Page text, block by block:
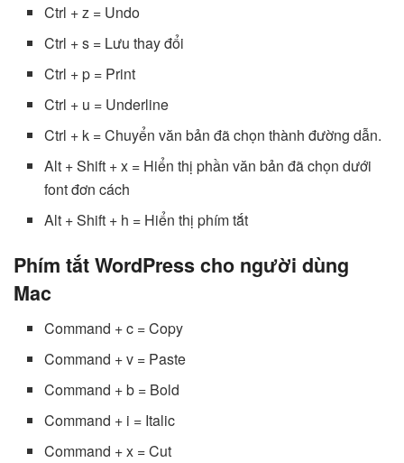
Ctrl + z = Undo
Ctrl + s = Lưu thay đổi
Ctrl + p = Print
Ctrl + u = Underline
Ctrl + k = Chuyển văn bản đã chọn thành đường dẫn.
Alt + Shift + x = Hiển thị phần văn bản đã chọn dưới
font đơn cách
Alt + Shift + h = Hiển thị phím tắt
Phím tắt WordPress cho người dùng
Mac
Command + c = Copy
Command + v = Paste
Command + b = Bold
Command + i = Italic
Command + x = Cut